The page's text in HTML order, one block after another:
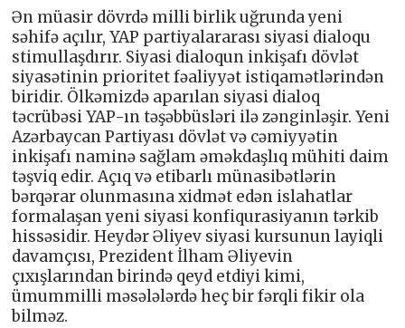
Ən müasir dövrdə milli birlik uğrunda yeni
səhifə açılır, YAP partiyalararası siyasi dialoqu
stimullaşdırır. Siyasi dialoqun inkişafı dövlət
siyasətinin prioritet fəaliyyət istiqamətlərindən
biridir. Ölkəmizdə aparılan siyasi dialoq
təcrübəsi YAP-ın təşəbbüsləri ilə zənginləşir. Yeni
Azərbaycan Partiyası dövlət və cəmiyyətin
inkişafı naminə sağlam əməkdaşlıq mühiti daim
təşviq edir. Açıq və etibarlı münasibətlərin
bərqərar olunmasına xidmət edən islahatlar
formalaşan yeni siyasi konfiqurasiyanın tərkib
hissəsidir. Heydər Əliyev siyasi kursunun layiqli
davamçısı, Prezident İlham Əliyevin
çıxışlarından birində qeyd etdiyi kimi,
ümummilli məsələlərdə heç bir fərqli fikir ola
bilməz.